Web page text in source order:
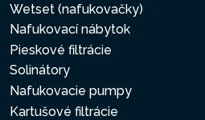
Wetset (nafukovačky)
Nafukovací nábytok
Pieskové filtrácie
Solinátory
Nafukovacie pumpy
Kartušové filtrácie